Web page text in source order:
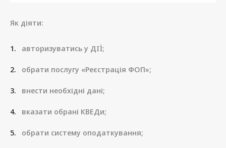
Як діяти:
авторизуватись у ДІЇ;
обрати послугу «Реєстрація ФОП»;
внести необхідні дані;
вказати обрані КВЕДи;
обрати систему оподаткування;